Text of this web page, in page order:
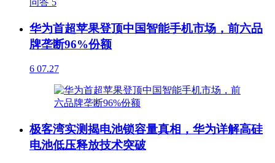
华为首超苹果登顶中国智能手机市场，前六品
牌垄断96%份额
6 07.27
极客湾实测揭电池锁容量真相，华为详解高硅
电池低压释放技术突破